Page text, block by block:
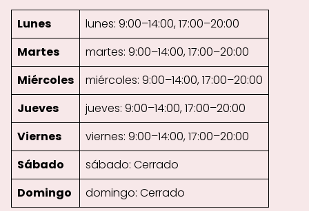
Lunes
lunes: 9:00–14:00, 17:00–20:00
Martes
martes: 9:00–14:00, 17:00–20:00
Miércoles
miércoles: 9:00–14:00, 17:00–20:00
Jueves
jueves: 9:00–14:00, 17:00–20:00
Viernes
viernes: 9:00–14:00, 17:00–20:00
Sábado
sábado: Cerrado
Domingo
domingo: Cerrado